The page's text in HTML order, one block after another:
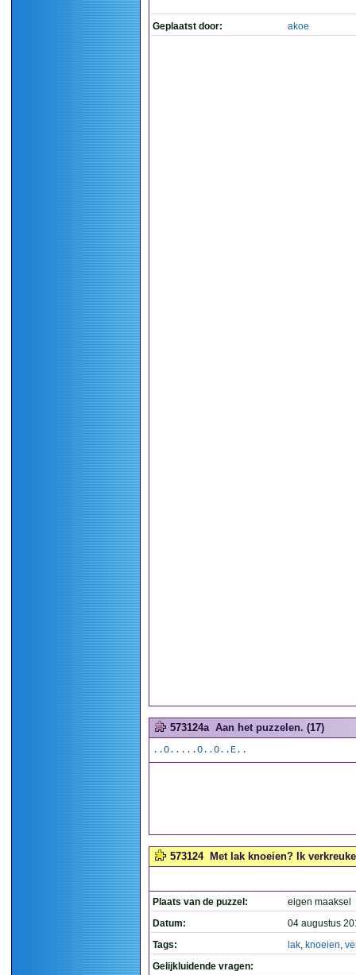
Geplaatst door: akoe
573124a Aan het puzzelen. (17)
..O.....O..O..E..
573124 Met lak knoeien? Ik
Plaats van de puzzel:
eigen maaksel
Datum:
04 augustus
Tags:
lak, knoeien,
Gelijkluidende vragen: